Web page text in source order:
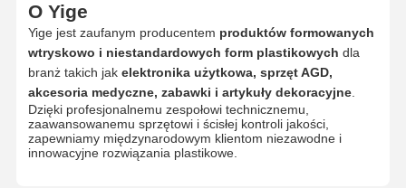
O Yige
Yige jest zaufanym producentem produktów formowanych
wtryskowo i niestandardowych form plastikowych dla
branż takich jak elektronika użytkowa, sprzęt AGD,
akcesoria medyczne, zabawki i artykuły dekoracyjne.
Dzięki profesjonalnemu zespołowi technicznemu,
zaawansowanemu sprzętowi i ścisłej kontroli jakości,
zapewniamy międzynarodowym klientom niezawodne i
innowacyjne rozwiązania plastikowe.